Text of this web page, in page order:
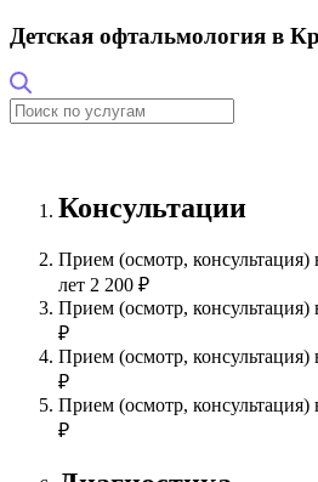
Детская офтальмология в
Консультации
Прием (осмотр, консультация)
лет 2 200 ₽
Прием (осмотр, консультация)
₽
Прием (осмотр, консультация)
₽
Прием (осмотр, консультация)
₽